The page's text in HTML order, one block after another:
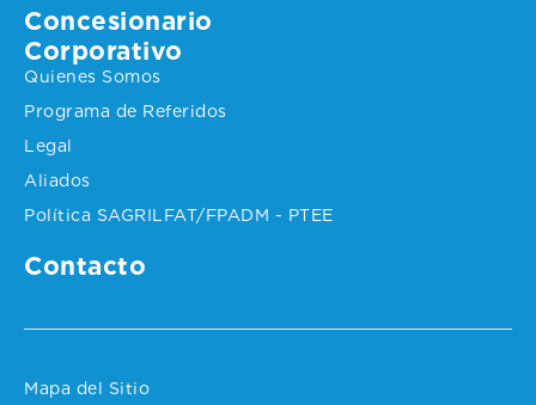
Concesionario
Corporativo
Quienes Somos
Programa de Referidos
Legal
Aliados
Política SAGRILFAT/FPADM - PTEE
Contacto
Mapa del Sitio